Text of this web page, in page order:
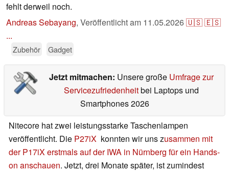
fehlt derweil noch.
Andreas Sebayang, Veröffentlicht am 11.05.2026🇺🇸🇪🇸
...
Zubehör Gadget
Jetzt mitmachen: Unsere große Umfrage zur
Servicezufriedenheitbei Laptops und
Smartphones 2026
Nitecore hat zwei leistungsstarke Taschenlampen
veröffentlicht. Die P27iX konnten wir uns zusammen mit
der P17iX erstmals auf der IWA in Nürnberg für ein Hands-
on anschauen. Jetzt, drei Monate später, ist zumindest